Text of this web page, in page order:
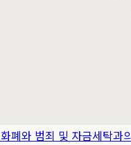
폐와 범죄 및 자금세탁과